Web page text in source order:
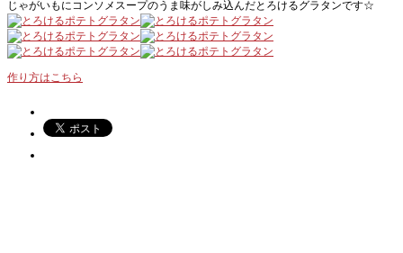
じゃがいもにコンソメスープのうま味がしみ込んだとろけるグラタンです☆
作り方はこちら